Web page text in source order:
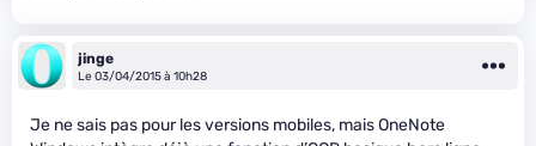
jinge
Le 03/04/2015 à 10h28
Je ne sais pas pour les versions mobiles, mais OneNote